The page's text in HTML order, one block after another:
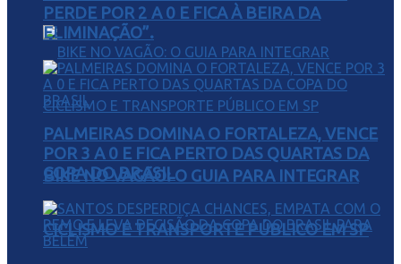
BIKE NO VAGÃO: O GUIA PARA INTEGRAR
CICLISMO E TRANSPORTE PÚBLICO EM SP
PERDE POR 2 A 0 E FICA À BEIRA DA
ELIMINAÇÃO”.
PALMEIRAS DOMINA O FORTALEZA, VENCE
POR 3 A 0 E FICA PERTO DAS QUARTAS DA
COPA DO BRASIL